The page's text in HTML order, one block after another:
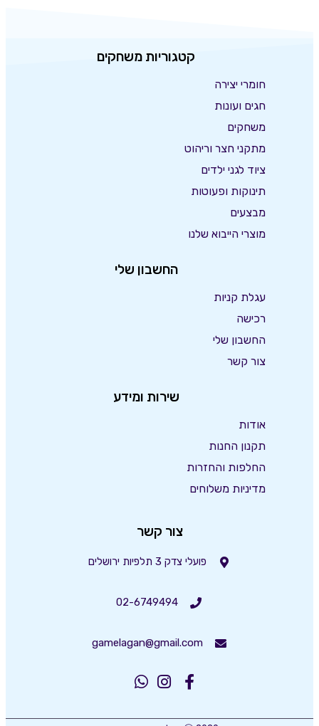
קטגוריות משחקים
חומרי יצירה
חגים ועונות
משחקים
מתקני חצר וריהוט
ציוד לגני ילדים
תינוקות ופעוטות
מבצעים
מוצרי הייבוא שלנו
החשבון שלי
עגלת קניות
רכישה
החשבון שלי
צור קשר
שירות ומידע
אודות
תקנון החנות
החלפות והחזרות
מדיניות משלוחים
צור קשר
פועלי צדק 3 תלפיות ירושלים
02-6749494
gamelagan@gmail.com